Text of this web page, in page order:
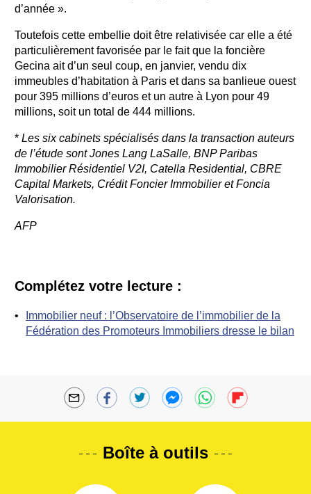
d’année ».
Toutefois cette embellie doit être relativisée car elle a été
particulièrement favorisée par le fait que la foncière
Gecina ait d’un seul coup, en janvier, vendu dix
immeubles d’habitation à Paris et dans sa banlieue ouest
pour 395 millions d’euros et un autre à Lyon pour 49
millions, soit un total de 444 millions.
* Les six cabinets spécialisés dans la transaction auteurs
de l’étude sont Jones Lang LaSalle, BNP Paribas
Immobilier Résidentiel V2I, Catella Residential, CBRE
Capital Markets, Crédit Foncier Immobilier et Foncia
Valorisation.
AFP
Complétez votre lecture :
Immobilier neuf : l’Observatoire de l’immobilier de la
Fédération des Promoteurs Immobiliers dresse le bilan
Boîte à outils